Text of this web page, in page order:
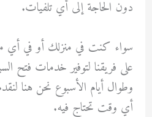
دون الحاجة إلى أي تلفيات.
سواء كنت في منزلك أو في أي
على فريقنا لتوفير خدمات فتح
وطوال أيام الأسبوع نحن هنا
أي وقت تحتاج فيه.